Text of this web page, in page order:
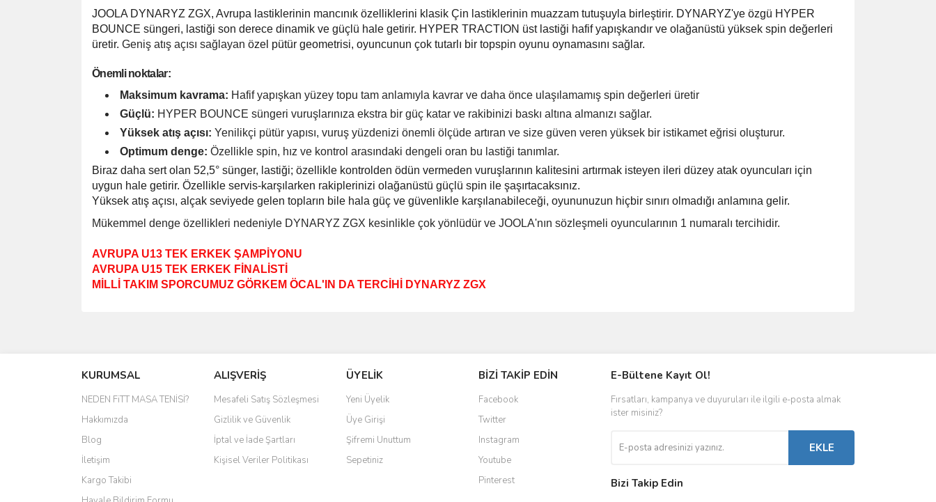
JOOLA DYNARYZ ZGX, Avrupa lastiklerinin mancınık özelliklerini klasik Çin lastiklerinin muazzam tutuşuyla birleştirir. DYNARYZ'ye özgü HYPER
BOUNCE süngeri, lastiği son derece dinamik ve güçlü hale getirir. HYPER TRACTION üst lastiği hafif yapışkandır ve olağanüstü yüksek spin değerleri
üretir. Geniş atış açısı sağlayan özel pütür geometrisi, oyuncunun çok tutarlı bir topspin oyunu oynamasını sağlar.
Önemli noktalar:
Maksimum kavrama: Hafif yapışkan yüzey topu tam anlamıyla kavrar ve daha önce ulaşılamamış spin değerleri üretir
Güçlü: HYPER BOUNCE süngeri vuruşlarınıza ekstra bir güç katar ve rakibinizi baskı altına almanızı sağlar.
Yüksek atış açısı: Yenilikçi pütür yapısı, vuruş yüzdenizi önemli ölçüde artıran ve size güven veren yüksek bir istikamet eğrisi oluşturur.
Optimum denge: Özellikle spin, hız ve kontrol arasındaki dengeli oran bu lastiği tanımlar.
Biraz daha sert olan 52,5° sünger, lastiği; özellikle kontrolden ödün vermeden vuruşlarının kalitesini artırmak isteyen ileri düzey atak oyuncuları için
uygun hale getirir. Özellikle servis-karşılarken rakiplerinizi olağanüstü güçlü spin ile şaşırtacaksınız.
Yüksek atış açısı, alçak seviyede gelen topların bile hala güç ve güvenlikle karşılanabileceği, oyununuzun hiçbir sınırı olmadığı anlamına gelir.
Mükemmel denge özellikleri nedeniyle DYNARYZ ZGX kesinlikle çok yönlüdür ve JOOLA'nın sözleşmeli oyuncularının 1 numaralı tercihidir.
AVRUPA U13 TEK ERKEK ŞAMPİYONU
AVRUPA U15 TEK ERKEK FİNALİSTİ
MİLLİ TAKIM SPORCUMUZ GÖRKEM ÖCAL'IN DA TERCİHİ DYNARYZ ZGX
Ürün resmi kalitesiz, bozuk veya görüntülenemiyor.
Ürün açıklamasında eksik bilgiler bulunuyor.
Ürün bilgilerinde hatalar bulunuyor.
Ürün fiyatı diğer sitelerden daha pahalı.
Bu ürüne benzer farklı alternatifler olmalı.
KURUMSAL
NEDEN FiTT MASA TENİSİ?
Hakkımızda
Blog
İletişim
Kargo Takibi
ALIŞVERİŞ
Mesafeli Satış Sözleşmesi
Gizlilik ve Güvenlik
İptal ve İade Şartları
Kişisel Veriler Politikası
ÜYELİK
Yeni Üyelik
Üye Girişi
Şifremi Unuttum
Sepetiniz
BİZİ TAKİP EDİN
Facebook
Twitter
Instagram
Youtube
Pinterest
E-Bültene Kayıt Ol!
Fırsatları, kampanya ve duyuruları ile ilgili e-posta almak
ister misiniz?
EKLE
Bizi Takip Edin